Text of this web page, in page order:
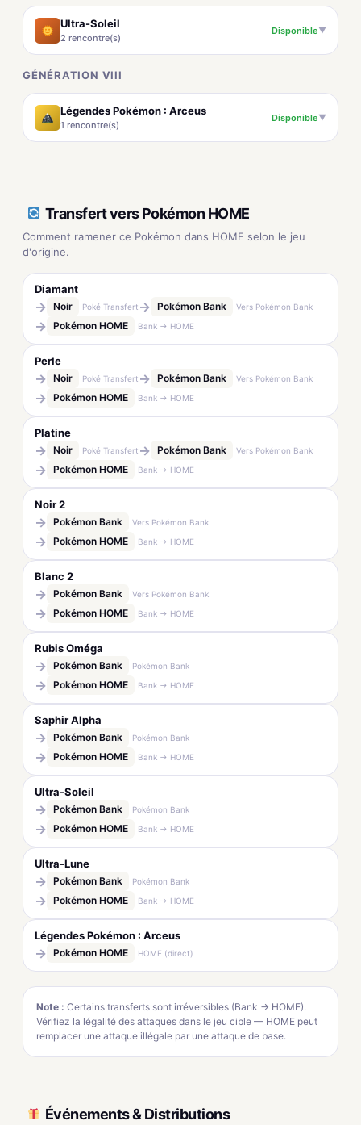
Ultra-Soleil
2 rencontre(s)
Disponible▼
GÉNÉRATION VIII
Légendes Pokémon : Arceus
1 rencontre(s)
Disponible▼
Transfert vers Pokémon HOME
Comment ramener ce Pokémon dans HOME selon le jeu
d'origine.
Diamant
→ Noir Poké Transfert → Pokémon Bank Vers Pokémon Bank
→ Pokémon HOME Bank → HOME
Perle
→ Noir Poké Transfert → Pokémon Bank Vers Pokémon Bank
→ Pokémon HOME Bank → HOME
Platine
→ Noir Poké Transfert → Pokémon Bank Vers Pokémon Bank
→ Pokémon HOME Bank → HOME
Noir 2
→ Pokémon Bank Vers Pokémon Bank
→ Pokémon HOME Bank → HOME
Blanc 2
→ Pokémon Bank Vers Pokémon Bank
→ Pokémon HOME Bank → HOME
Rubis Oméga
→ Pokémon Bank Pokémon Bank
→ Pokémon HOME Bank → HOME
Saphir Alpha
→ Pokémon Bank Pokémon Bank
→ Pokémon HOME Bank → HOME
Ultra-Soleil
→ Pokémon Bank Pokémon Bank
→ Pokémon HOME Bank → HOME
Ultra-Lune
→ Pokémon Bank Pokémon Bank
→ Pokémon HOME Bank → HOME
Légendes Pokémon : Arceus
→ Pokémon HOME HOME (direct)
Note : Certains transferts sont irréversibles (Bank → HOME).
Vérifiez la légalité des attaques dans le jeu cible — HOME peut
remplacer une attaque illégale par une attaque de base.
Événements & Distributions